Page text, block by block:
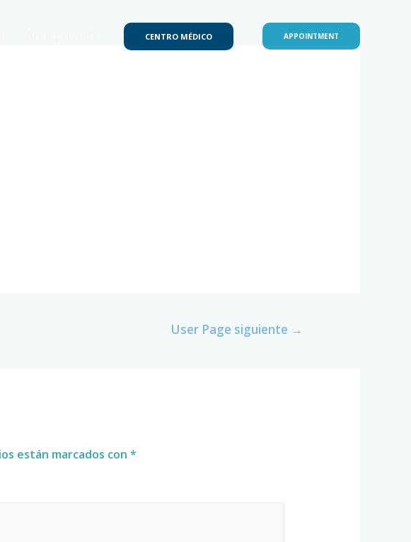
CENTRO MÉDICO APPOINTMENT
User Page siguiente →
están marcados con *